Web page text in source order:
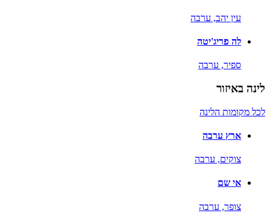
עין יהב, ערבה
לה פריג'יטה
ספיר, ערבה
לינה באיזור
לכל מקומות הלינה
ארץ ערבה
צוקים, ערבה
אי שם
צופר, ערבה